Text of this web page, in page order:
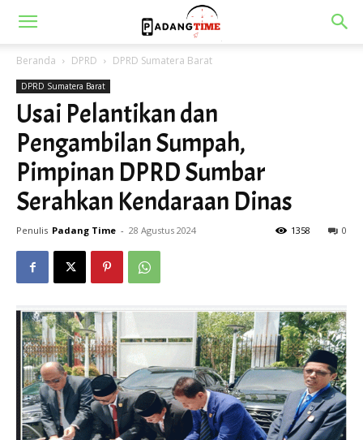
Beranda DPRD DPRD Sumatera Barat
DPRD Sumatera Barat
Usai Pelantikan dan
Pengambilan Sumpah,
Pimpinan DPRD Sumbar
Serahkan Kendaraan Dinas
Penulis Padang Time - 28 Agustus 2024 0
1358